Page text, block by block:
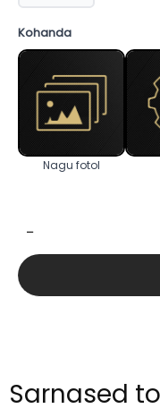
Kohanda
Nagu fotol
168cm
kogus
−
Sarnased